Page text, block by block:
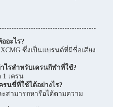
อะไร?
ซึ่งเป็นแบรนด์ที่มีชื่อเสียง
ไรสําหรับเครนกีฬาที่ใช้?
เครน
นขี่ที่ใช้ได้อย่างไร?
ะสามารถหารือได้ตามความ